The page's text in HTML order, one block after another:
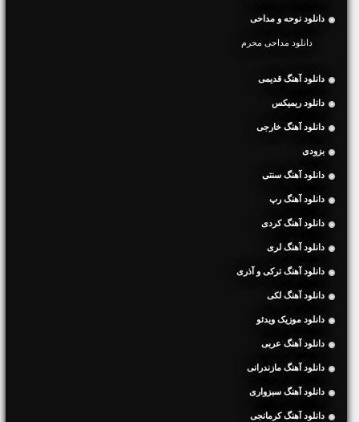
دانلود نوحه و مداحی
دانلود مداحی محرم
دانلود آهنگ قدیمی
دانلود ریمیکس
دانلود آهنگ خارجی
بزودی
دانلود آهنگ سنتی
دانلود آهنگ رپ
دانلود آهنگ کردی
دانلود آهنگ لری
دانلود آهنگ ترکی و آذری
دانلود آهنگ لکی
دانلود موزیک ویدئو
دانلود آهنگ عربی
دانلود آهنگ مازندرانی
دانلود آهنگ سبزواری
دانلود آهنگ کرمانجی